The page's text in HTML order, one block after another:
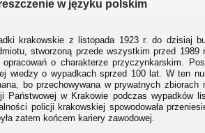
w języku polskim
krakowskie z listopada 1923 r. do dzisiaj
stworzoną przede wszystkim przed
opracowań o charakterze przyczynkarskim.
wiedzy o wypadkach sprzed 100 lat. W ten
bo przechowywana w prywatnych
Państwowej w Krakowie podczas wypadków
policji krakowskiej spowodowała
zatem końcem kariery zawodowej.